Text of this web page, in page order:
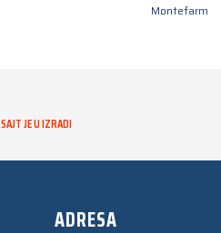
Montefarm
SAJT JE U IZRADI
ADRESA